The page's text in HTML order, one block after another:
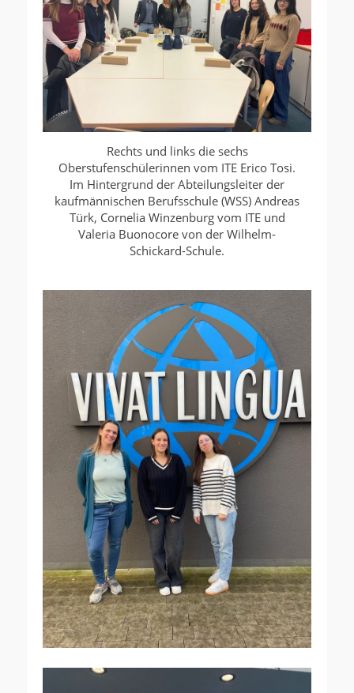
Rechts und links die sechs
Oberstufenschülerinnen vom ITE Erico Tosi.
Im Hintergrund der Abteilungsleiter der
kaufmännischen Berufsschule (WSS) Andreas
Türk, Cornelia Winzenburg vom ITE und
Valeria Buonocore von der Wilhelm-
Schickard-Schule.